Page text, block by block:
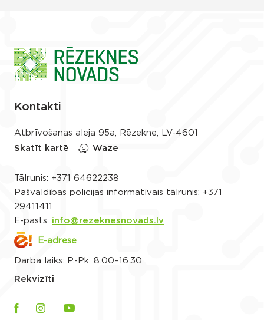
Kontakti
Atbrīvošanas aleja 95a, Rēzekne, LV-4601
Skatīt kartē
Waze
Tālrunis: +371 64622238
Pašvaldības policijas informatīvais tālrunis: +371
29411411
E-pasts: info@rezeknesnovads.lv
E-adrese
Darba laiks: P.-Pk. 8.00–16.30
Rekvizīti